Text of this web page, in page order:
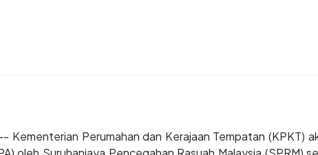
Kementerian Perumahan dan Kerajaan Tempatan (KPKT)